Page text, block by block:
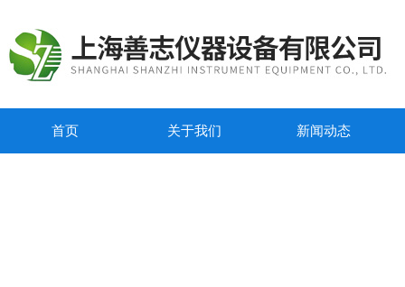
首页 关于我们 新闻动态